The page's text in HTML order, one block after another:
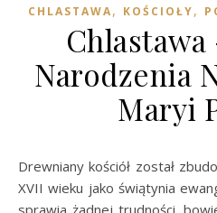
CHLASTAWA, KOŚCIOŁY,
Narodzenia
Maryi
Drewniany kościół został zbudowany w pierwszej połowie
XVII wieku jako świątynia
sprawia żadnej trudności,